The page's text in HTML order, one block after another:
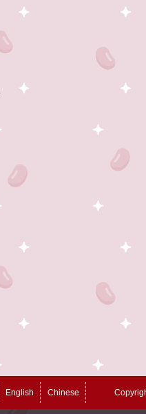
English Chinese